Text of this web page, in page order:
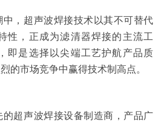
，超声波焊接技术以其不可替代
性，正成为滤清器焊接的主流工
即是选择以尖端工艺护航产品质
的市场竞争中赢得技术制高点。
超声波焊接设备制造商，产品广